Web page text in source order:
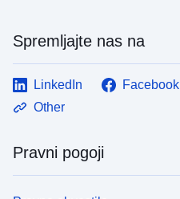
Spremljajte nas na
LinkedIn Facebook
Other
Pravni pogoji